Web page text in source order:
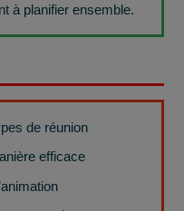
à planifier ensemble.
de réunion
efficace